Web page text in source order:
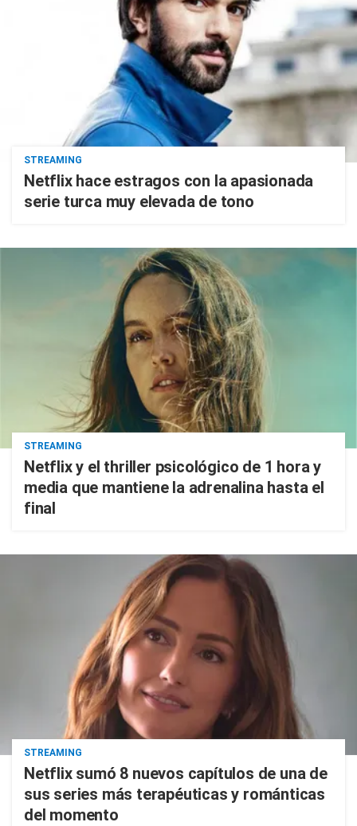
STREAMING
Netflix hace estragos con la apasionada
serie turca muy elevada de tono
STREAMING
Netflix y el thriller psicológico de 1 hora y
media que mantiene la adrenalina hasta el
final
STREAMING
Netflix sumó 8 nuevos capítulos de una de
sus series más terapéuticas y románticas
del momento